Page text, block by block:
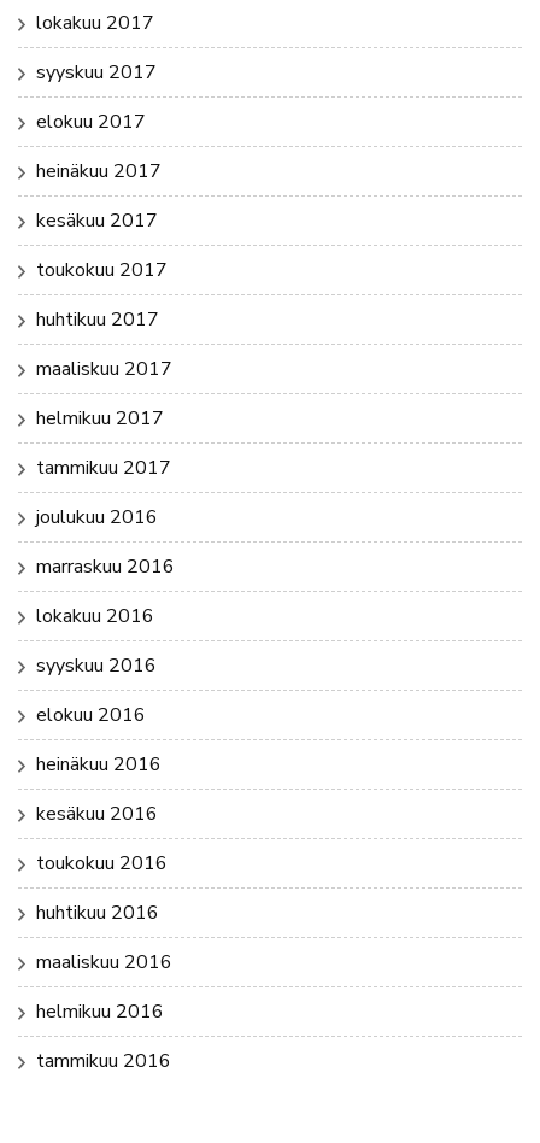
lokakuu 2017
syyskuu 2017
elokuu 2017
heinäkuu 2017
kesäkuu 2017
toukokuu 2017
huhtikuu 2017
maaliskuu 2017
helmikuu 2017
tammikuu 2017
joulukuu 2016
marraskuu 2016
lokakuu 2016
syyskuu 2016
elokuu 2016
heinäkuu 2016
kesäkuu 2016
toukokuu 2016
huhtikuu 2016
maaliskuu 2016
helmikuu 2016
tammikuu 2016